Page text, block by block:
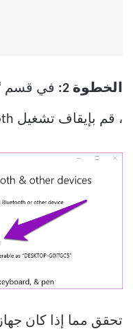
الخطوة 2:
، قم بإيقاف تشغيل Bluetooth وقم بإعادة تشغيله.
تحقق مما إذا كان